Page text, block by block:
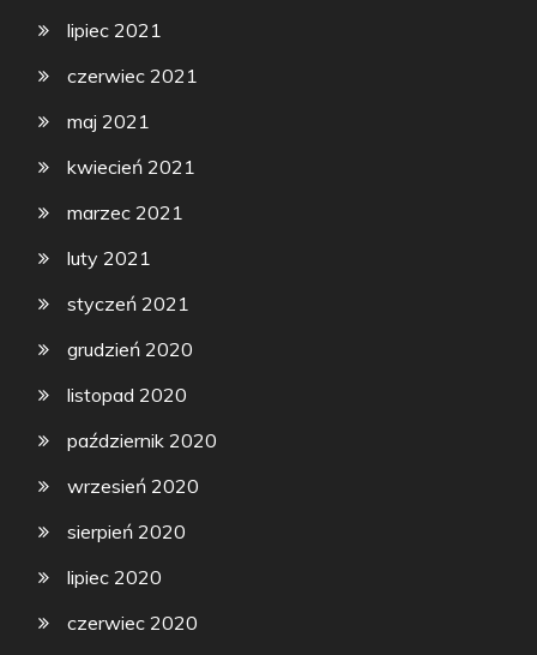
lipiec 2021
czerwiec 2021
maj 2021
kwiecień 2021
marzec 2021
luty 2021
styczeń 2021
grudzień 2020
listopad 2020
październik 2020
wrzesień 2020
sierpień 2020
lipiec 2020
czerwiec 2020